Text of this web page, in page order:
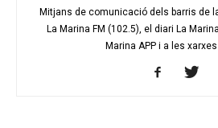
Mitjans de comunicació dels barris de
La Marina FM (102.5), el diari La
Marina APP i a les